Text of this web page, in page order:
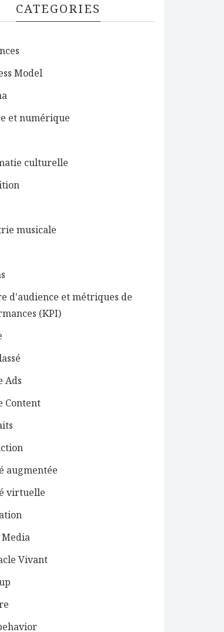
CATEGORIES
Model
et numérique
culturelle
musicale
d'audience et métriques de
(KPI)
Ads
Content
augmentée
virtuelle
Media
Vivant